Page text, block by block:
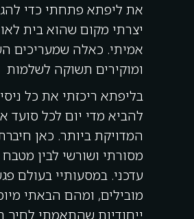
את ליפתא פתחתי כדי
יצרתי מקום שהוא בית
אמיתי. כאלה שמעריכים
ומוקירים תשוקה לשלמות
בליפתא ריכזתי את כל
להביא מדי יום לכל סועד
המדויקת ביותר. כאן
מסורתי ושורשי לבין
עדכני. במסעותיי בעולם
מובילים, ומהם הבאתי
ייחודיות שהתאמתי לחיך